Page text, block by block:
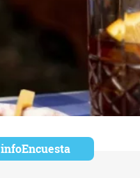
infoEncuesta